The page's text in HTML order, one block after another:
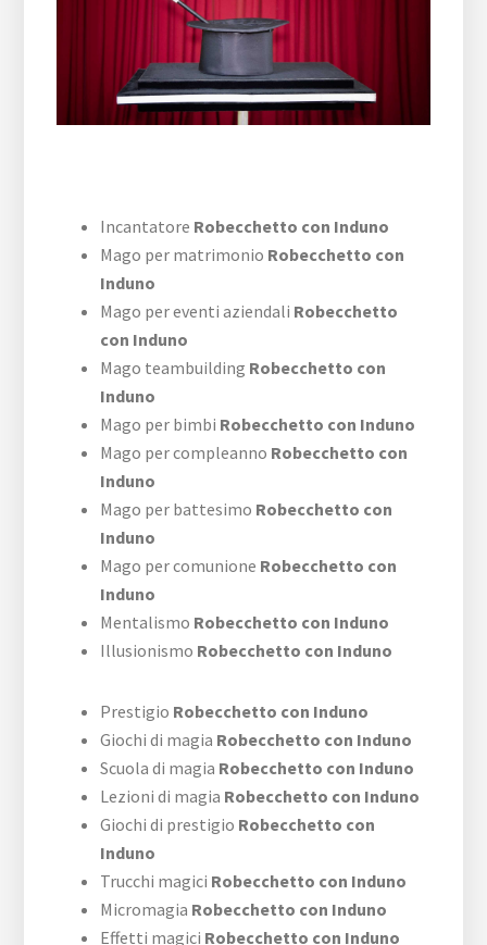
Incantatore Robecchetto con Induno
Mago per matrimonio Robecchetto con
Induno
Mago per eventi aziendali Robecchetto
con Induno
Mago teambuilding Robecchetto con
Induno
Mago per bimbi Robecchetto con Induno
Mago per compleanno Robecchetto con
Induno
Mago per battesimo Robecchetto con
Induno
Mago per comunione Robecchetto con
Induno
Mentalismo Robecchetto con Induno
Illusionismo Robecchetto con Induno
Prestigio Robecchetto con Induno
Giochi di magia Robecchetto con Induno
Scuola di magia Robecchetto con Induno
Lezioni di magia Robecchetto con Induno
Giochi di prestigio Robecchetto con
Induno
Trucchi magici Robecchetto con Induno
Micromagia Robecchetto con Induno
Effetti magici Robecchetto con Induno